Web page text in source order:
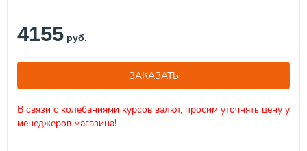
4155 руб.
ЗАКАЗАТЬ
В связи с колебаниями курсов валют, просим уточнять цену у
менеджеров магазина!